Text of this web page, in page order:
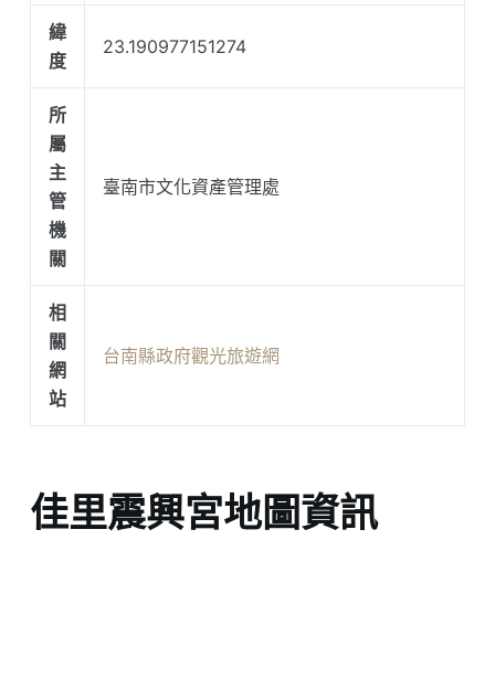
緯
度
23.190977151274
所
屬
主
管
機
關
臺南市文化資產管理處
相
關
網
站
台南縣政府觀光旅遊網
佳里震興宮地圖資訊